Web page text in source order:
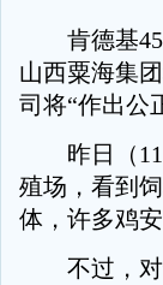
肯德基45
山西粟海集
司将“作出公
昨日（11
殖场，看到
体，许多鸡
不过，对